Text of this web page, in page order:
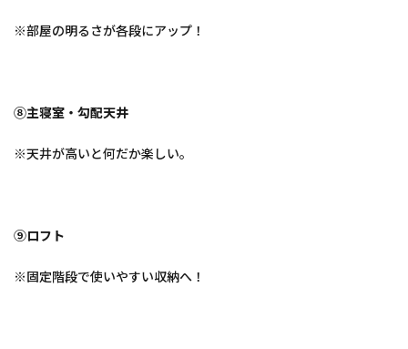
※部屋の明るさが各段にアップ！
⑧主寝室・勾配天井
※天井が高いと何だか楽しい。
⑨ロフト
※固定階段で使いやすい収納へ！